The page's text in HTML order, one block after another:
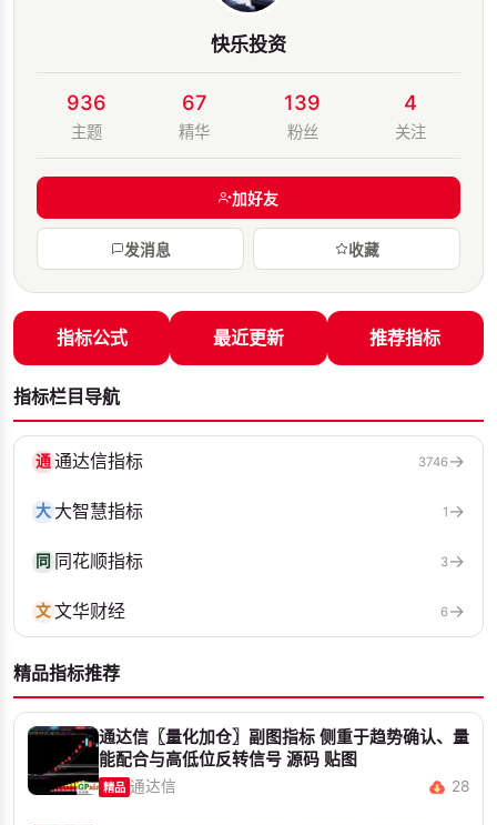
快乐投资
936
主题
67
精华
139
粉丝
4
关注
加好友
发消息 收藏
指标公式 最近更新 推荐指标
指标栏目导航
通通达信指标 3746→
大 大智慧指标 1 →
同 同花顺指标 3→
文文华财经 6→
精品指标推荐
通达信〖量化加仓〗副图指标 侧重于趋势确认、量
能配合与高低位反转信号 源码 贴图
精品 通达信 28